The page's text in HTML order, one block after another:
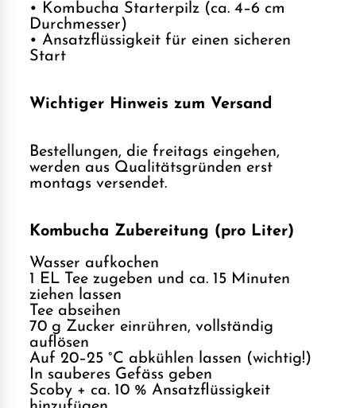
• Kombucha Starterpilz (ca. 4–6 cm
Durchmesser)
• Ansatzflüssigkeit für einen sicheren
Start
Wichtiger Hinweis zum Versand
Bestellungen, die freitags eingehen,
werden aus Qualitätsgründen erst
montags versendet.
Kombucha Zubereitung (pro Liter)
Wasser aufkochen
1 EL Tee zugeben und ca. 15 Minuten
ziehen lassen
Tee abseihen
70 g Zucker einrühren, vollständig
auflösen
Auf 20–25 °C abkühlen lassen (wichtig!)
In sauberes Gefäss geben
Scoby + ca. 10 % Ansatzflüssigkeit